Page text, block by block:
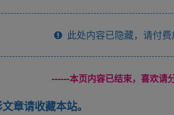
此处内容已隐藏，请付
------本页内容已结束，喜欢请
章请收藏本站。